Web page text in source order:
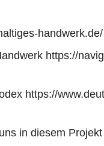
handwerk.de/
https://
https://
in diesem Projekt